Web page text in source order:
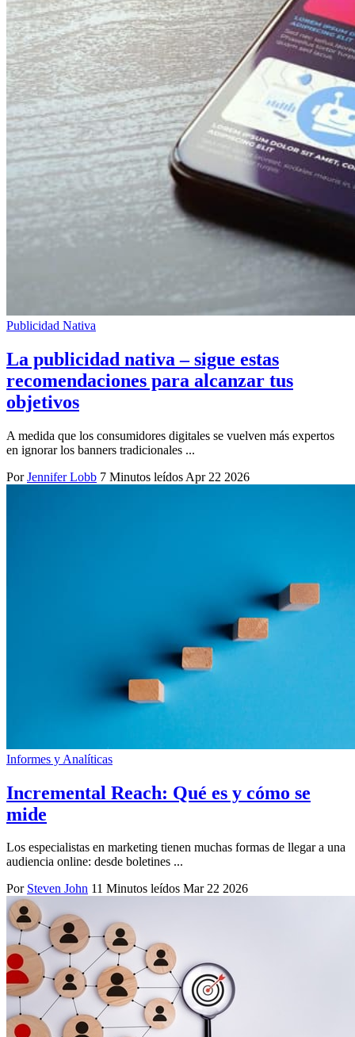
Publicidad Nativa
La publicidad nativa – sigue estas
recomendaciones para alcanzar tus
objetivos
A medida que los consumidores digitales se vuelven más expertos
en ignorar los banners tradicionales ...
Por Jennifer Lobb 7 Minutos leídos Apr 22 2026
Informes y Analíticas
Incremental Reach: Qué es y cómo se
mide
Los especialistas en marketing tienen muchas formas de llegar a una
audiencia online: desde boletines ...
Por Steven John 11 Minutos leídos Mar 22 2026